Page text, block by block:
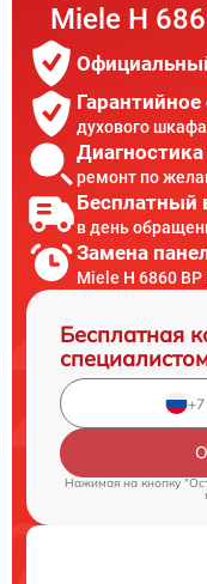
Miele H
духового
ремонт по
Бесплатный
в день
Замена
Miele H 6860 BP
Бесплатная
Нажимая на кнопку